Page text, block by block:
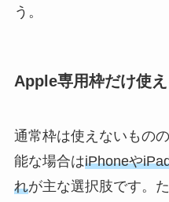
う。
Apple専用枠だけ使え
通常枠は使えないもの
能な場合はiPhoneや
れが主な選択肢です。